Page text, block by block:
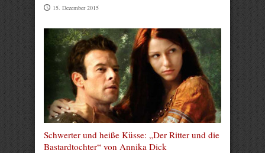
15. Dezember 2015
Schwerter und heiße Küsse: „Der Ritter und die
Bastardtochter“ von Annika Dick